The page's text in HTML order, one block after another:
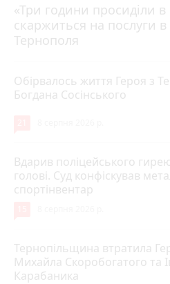
«Три години просиділи
скаржиться на послуги в
Тернополя
8 серпня 2026 р.
Обірвалось життя Героя з
Богдана Сосінського
Вдарив поліцейського
голові. Суд конфіскував
спортінвентар
Тернопільщина втратила
Михайла Скоробогатого та
Карабаника